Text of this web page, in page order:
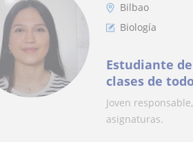
Bilbao
Biología
Estudiante
clases de
Joven
asignaturas.